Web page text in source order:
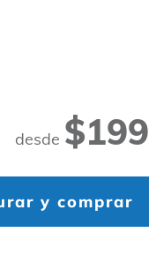
desde $199
y comprar